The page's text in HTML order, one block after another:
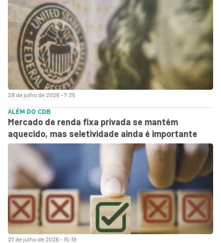
28 de julho de 2026 - 7:35
27 de julho de 2026 - 15:19
ALÉM DO CDB
Mercado de renda fixa privada se mantém
aquecido, mas seletividade ainda é importante